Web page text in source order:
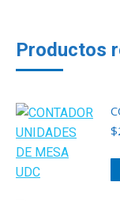
Productos
$